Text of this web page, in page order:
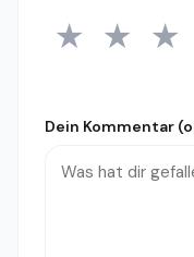
1 Stern
★ 2
★ 3
★
Dein Kommentar